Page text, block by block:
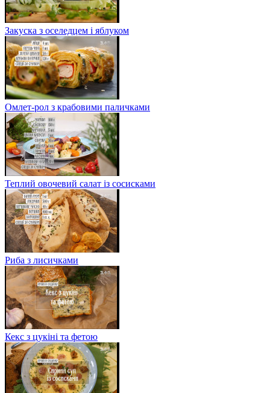
Закуска з оселедцем і яблуком
Омлет-рол з крабовими паличками
Теплий овочевий салат із сосисками
Риба з лисичками
Кекс з цукіні та фетою